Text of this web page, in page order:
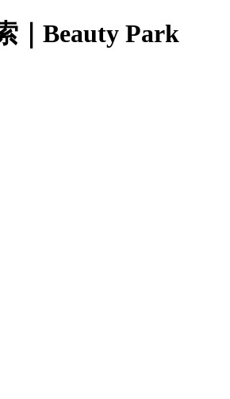
｜Beauty Park